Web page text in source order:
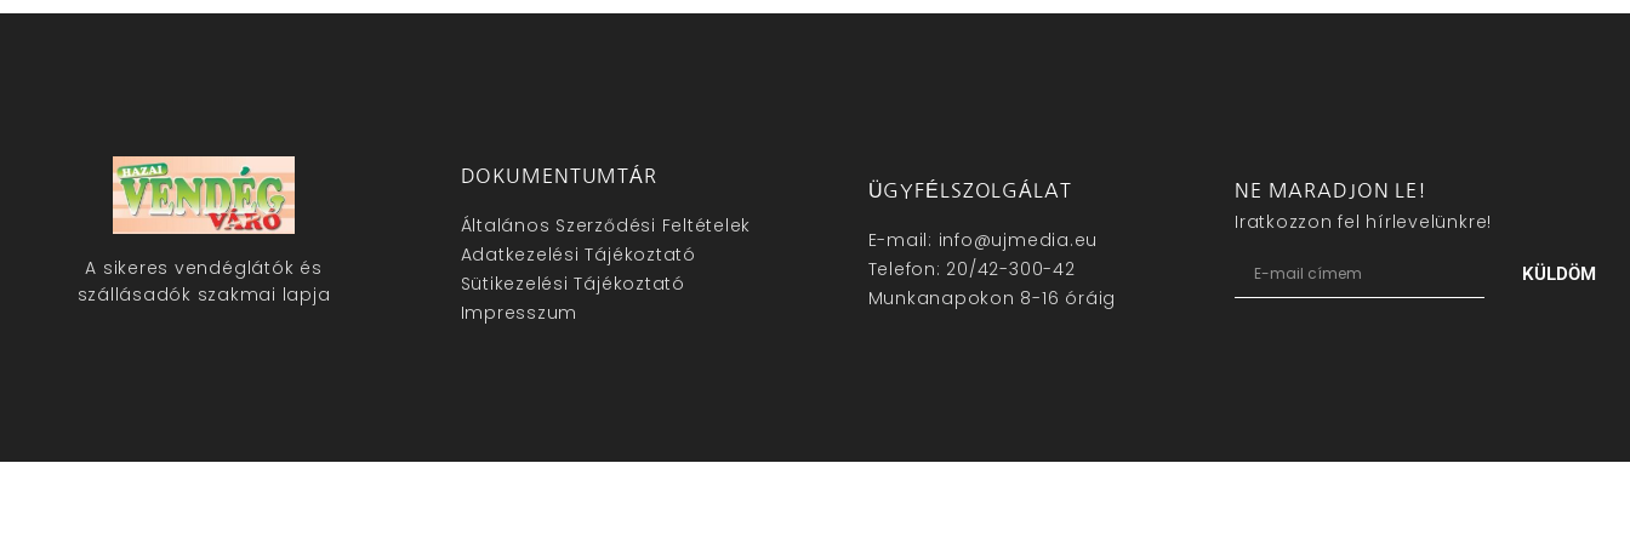
A sikeres vendéglátók és
szállásadók szakmai lapja
DOKUMENTUMTÁR
Általános Szerződési Feltételek
Adatkezelési Tájékoztató
Sütikezelési Tájékoztató
Impresszum
ÜGYFÉLSZOLGÁLAT
E-mail: info@ujmedia.eu
Telefon: 20/42-300-42
Munkanapokon 8-16 óráig
NE MARADJON LE!
Iratkozzon fel hírlevelünkre!
KÜLDÖM